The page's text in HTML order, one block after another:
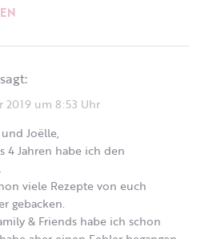
sagt:
2019 um 8:53 Uhr
Joëlle,
4 Jahren habe ich den
viele Rezepte von euch
gebacken.
& Friends habe ich schon